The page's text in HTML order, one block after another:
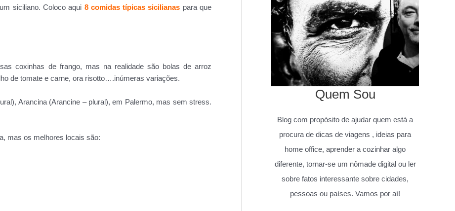
siciliano. Coloco aqui 8 comidas típicas sicilianas para que
coxinhas de frango, mas na realidade são bolas de arroz
de tomate e carne, ora risotto….inúmeras variações.
Arancina (Arancine – plural), em Palermo, mas sem stress.
mas os melhores locais são:
Quem Sou
Blog com propósito de ajudar quem está a
procura de dicas de viagens , ideias para
home office, aprender a cozinhar algo
diferente, tornar-se um nômade digital ou ler
sobre fatos interessante sobre cidades,
pessoas ou países. Vamos por aí!